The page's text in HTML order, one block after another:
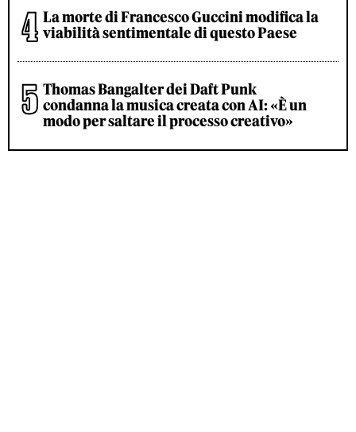
La morte di Francesco Guccini modifica la
viabilità sentimentale di questo Paese
Thomas Bangalter dei Daft Punk
condanna la musica creata con AI: «È un
modo per saltare il processo creativo»